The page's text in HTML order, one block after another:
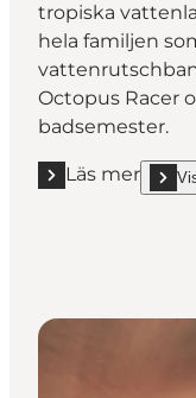
tropiska
hela familjen
Octopus Racer
badsemester.
Läs mer
Läs mer show